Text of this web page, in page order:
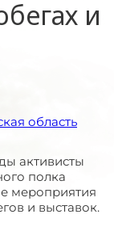
и
область
активисты
полка
мероприятия
и выставок.